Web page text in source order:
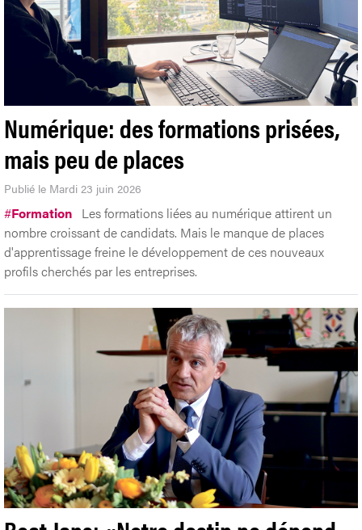
Numérique: des formations prisées,
mais peu de places
Publié le Mardi 23 juin 2026
#Formation Les formations liées au numérique attirent un
nombre croissant de candidats. Mais le manque de places
d'apprentissage freine le développement de ces nouveaux
profils cherchés par les entreprises.